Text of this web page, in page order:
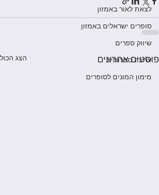
לצאת לאור באמזון
סופרים ישראלים באמזון
שיווק ספרים
עריכה ספרותית
מימון המונים לסופרים
פוסטים אחרונים הצג הכול